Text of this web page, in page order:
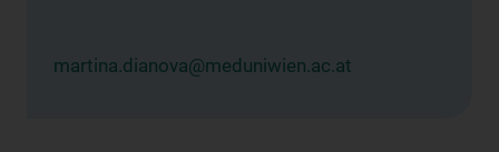
martina.dianova@meduniwien.ac.at